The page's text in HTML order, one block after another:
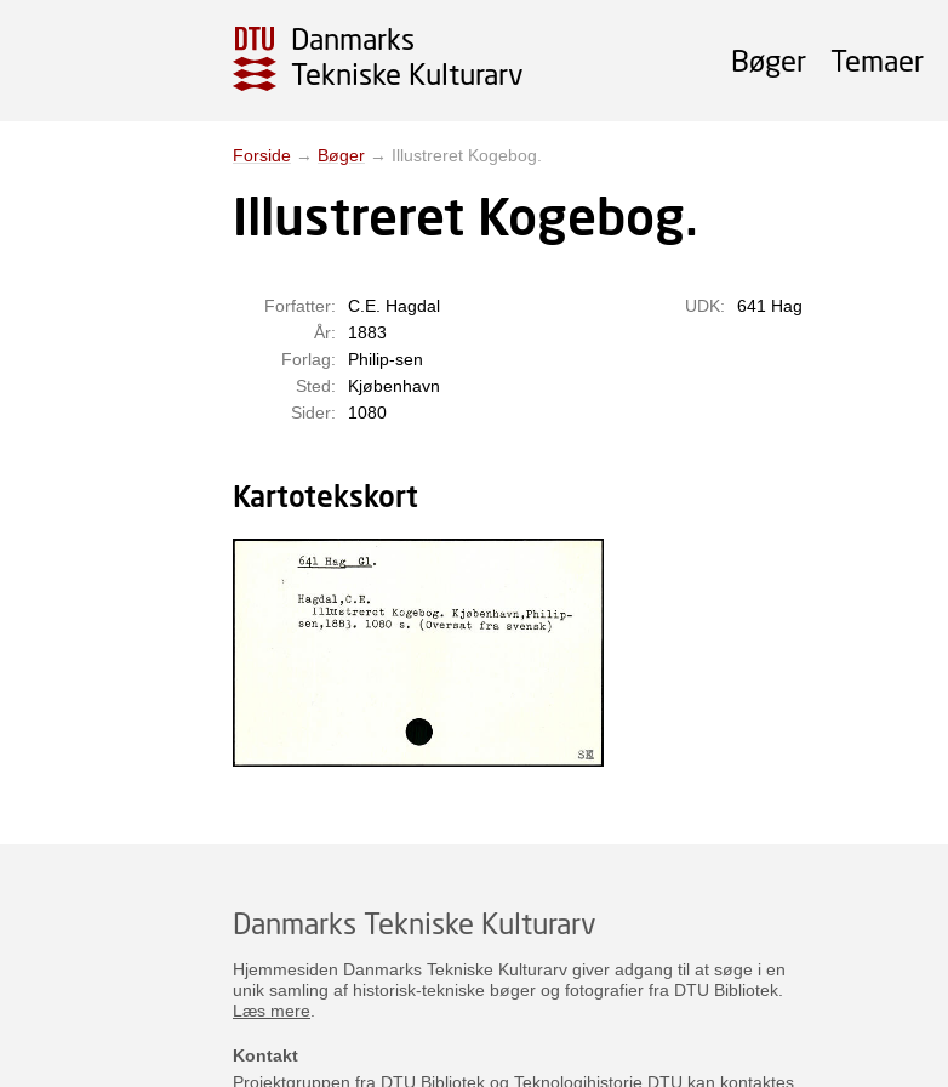
Danmarks
Tekniske Kulturarv
Bøger Temaer
Forside → Bøger → Illustreret Kogebog.
Illustreret Kogebog.
Forfatter:
C.E. Hagdal
År:
1883
Forlag:
Philip-sen
Sted:
Kjøbenhavn
Sider:
1080
UDK: 641 Hag
Kartotekskort
Danmarks Tekniske Kulturarv
Hjemmesiden Danmarks Tekniske Kulturarv giver adgang til at søge i en
unik samling af historisk-tekniske bøger og fotografier fra DTU Bibliotek.
Læs mere
Kontakt
Projektgruppen fra DTU Bibliotek og Teknologihistorie DTU kan kontaktes